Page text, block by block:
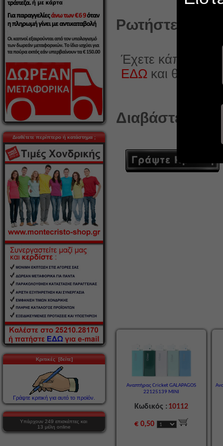
Διαθέτετε περίπτερο ή κατάστημα ;
Κριτικές [δείτε]
Γράψτε κριτική για αυτό το προϊόν.
Υπάρχουν 249 επισκέπτες και
13 μέλη online
Ρωτήστε κάτι
Έχετε κάποια
ΕΔΩ και θα
Διαβάστε ή
Αναπτήρας Cricket GALAPAGOS
22125139 MINI
Κωδικός : 10112
€ 0,50